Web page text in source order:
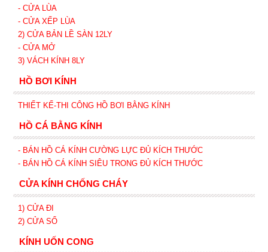
- CỬA LÙA
- CỬA XẾP LÙA
2) CỬA BẢN LỀ SÀN 12LY
- CỬA MỞ
3) VÁCH KÍNH 8LY
HỒ BƠI KÍNH
THIẾT KẾ-THI CÔNG HỒ BƠI BẰNG KÍNH
HỒ CÁ BẰNG KÍNH
- BÁN HỒ CÁ KÍNH CƯỜNG LỰC ĐỦ KÍCH THƯỚC
- BÁN HỒ CÁ KÍNH SIÊU TRONG ĐỦ KÍCH THƯỚC
CỬA KÍNH CHỐNG CHÁY
1) CỬA ĐI
2) CỬA SỔ
KÍNH UỐN CONG